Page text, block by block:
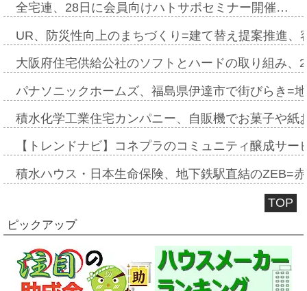
全宅連、28日に会員向けハトサポセミナー開催…
UR、防災性向上のまちづくり=建て替え提案推進
大阪府住宅供給公社のソフトとハードの取り組み
パナソニックホームズ、福島県伊達市で街びらき=
積水化学工業住宅カンパニー、自販機でお菓子や
【トレンドナビ】コネプラのコミュニティ醸成サ
積水ハウス・日本生命保険、地下鉄駅直結のZEB=
TOP
ピックアップ